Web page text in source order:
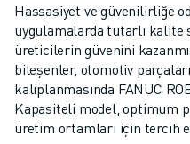
SIMÜLASYON YAZILIMI
EĞITIM AMAÇLI ROBOTIK
ROBOT OTOMASYONU
ARK KAYNAK ROBOTLARI
EKLEMLI ROBOTLAR
ARC MATE SERISI
Hassasiyet ve güvenilirliğe
uygulamalarda tutarlı kalite
üreticilerin güvenini
bileşenler, otomotiv
kalıplanmasında FANUC
Kapasiteli model, optimum
üretim ortamları için tercih